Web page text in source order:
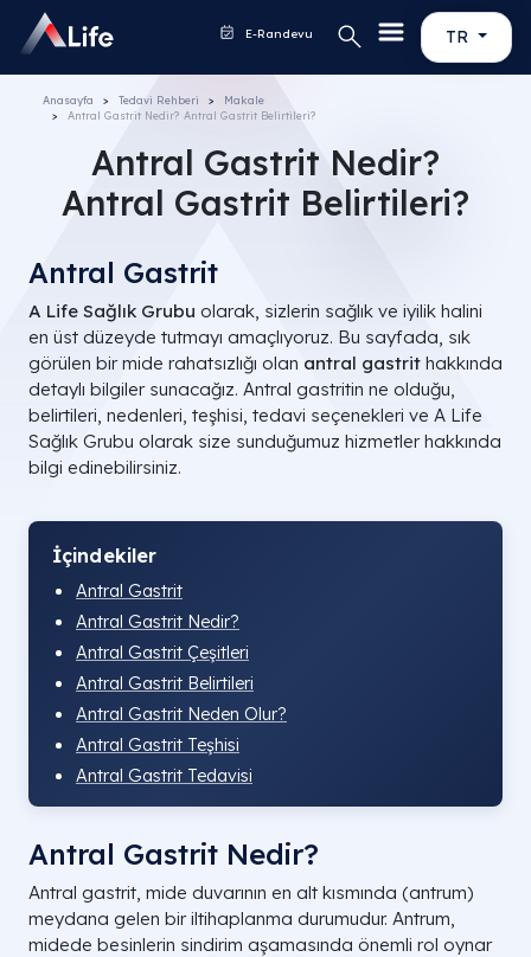
TR
E-Randevu
Anasayfa Tedavi Rehberi
Makale
Antral Gastrit Nedir? Antral Gastrit Belirtileri?
Antral Gastrit Nedir?
Antral Gastrit Belirtileri?
Antral Gastrit
A Life Sağlık Grubu olarak, sizlerin sağlık ve iyilik halini
en üst düzeyde tutmayı amaçlıyoruz. Bu sayfada, sık
görülen bir mide rahatsızlığı olan antral gastrit hakkında
detaylı bilgiler sunacağız. Antral gastritin ne olduğu,
belirtileri, nedenleri, teşhisi, tedavi seçenekleri ve A Life
Sağlık Grubu olarak size sunduğumuz hizmetler hakkında
bilgi edinebilirsiniz.
İçindekiler
Antral Gastrit
Antral Gastrit Nedir?
Antral Gastrit Çeşitleri
Antral Gastrit Belirtileri
Antral Gastrit Neden Olur?
Antral Gastrit Teşhisi
Antral Gastrit Tedavisi
Antral Gastrit Nedir?
Antral gastrit, mide duvarının en alt kısmında (antrum)
meydana gelen bir iltihaplanma durumudur. Antrum,
midede besinlerin sindirim aşamasında önemli rol oynar